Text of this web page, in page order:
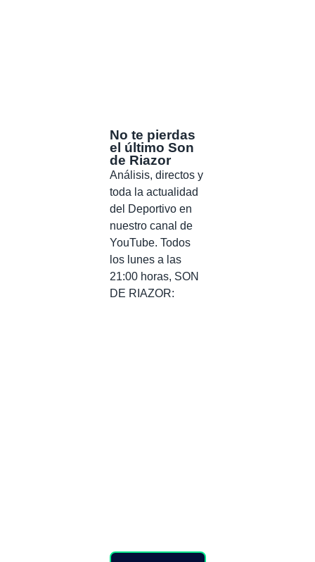
No te pierdas
el último Son
de Riazor
Análisis, directos y
toda la actualidad
del Deportivo en
nuestro canal de
YouTube. Todos
los lunes a las
21:00 horas, SON
DE RIAZOR: